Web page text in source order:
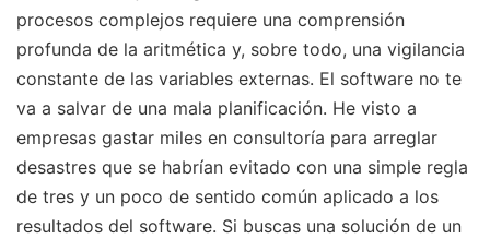
procesos complejos requiere una comprensión
profunda de la aritmética y, sobre todo, una vigilancia
constante de las variables externas. El software no te
va a salvar de una mala planificación. He visto a
empresas gastar miles en consultoría para arreglar
desastres que se habrían evitado con una simple regla
de tres y un poco de sentido común aplicado a los
resultados del software. Si buscas una solución de un